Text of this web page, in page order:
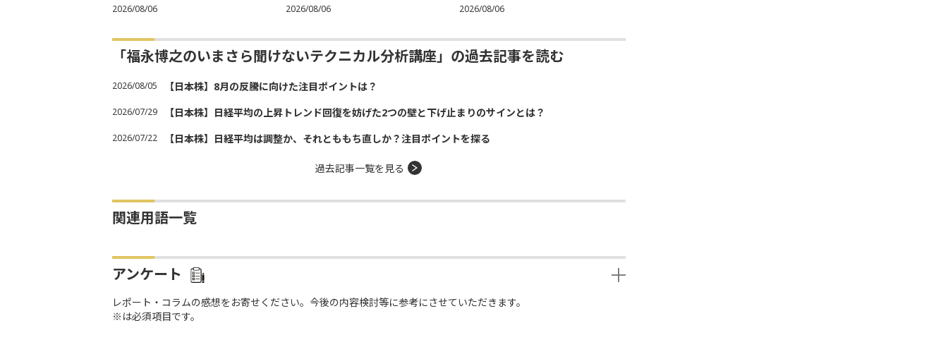
2026/08/06 2026/08/06 2026/08/06
「福永博之のいまさら聞けないテクニカル分析講座」の過去記事を読む
2026/08/05 【日本株】8月の反騰に向けた注目ポイントは？
2026/07/29 【日本株】日経平均の上昇トレンド回復を妨げた2つの壁と下げ止まりのサインとは？
2026/07/22 【日本株】日経平均は調整か、それとももち直しか？注目ポイントを探る
過去記事一覧を見る
関連用語一覧
アンケート
レポート・コラムの感想をお寄せください。今後の内容検討等に参考にさせていただきます。
※は必須項目です。